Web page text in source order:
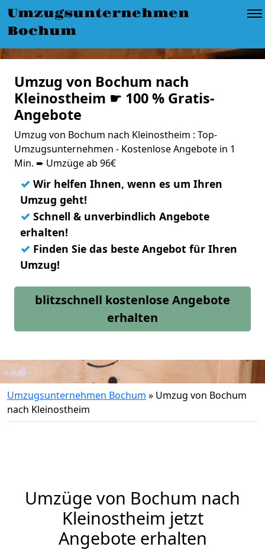
Umzugsunternehmen
Bochum
Umzug von Bochum nach
Kleinostheim ☛ 100 % Gratis-
Angebote
Umzug von Bochum nach Kleinostheim : Top-
Umzugsunternehmen - Kostenlose Angebote in 1
Min. ➨ Umzüge ab 96€
✓ Wir helfen Ihnen, wenn es um Ihren
Umzug geht!
✓ Schnell & unverbindlich Angebote
erhalten!
✓ Finden Sie das beste Angebot für Ihren
Umzug!
blitzschnell kostenlose Angebote
erhalten
Umzugsunternehmen Bochum » Umzug von Bochum
nach Kleinostheim
Umzüge von Bochum nach
Kleinostheim jetzt
Angebote erhalten